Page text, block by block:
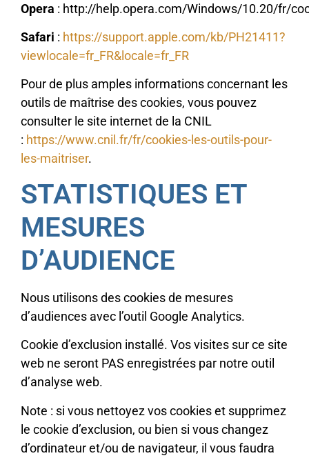
Opera : http://help.opera.com/Windows/10.20/fr/
Safari : https://support.apple.com/kb/PH21411?
viewlocale=fr_FR&locale=fr_FR
Pour de plus amples informations concernant les
outils de maîtrise des cookies, vous pouvez
consulter le site internet de la CNIL
: https://www.cnil.fr/fr/cookies-les-outils-pour-
les-maitriser.
STATISTIQUES ET
MESURES
D’AUDIENCE
Nous utilisons des cookies de mesures
d’audiences avec l’outil Google Analytics.
Cookie d’exclusion installé. Vos visites sur ce site
web ne seront PAS enregistrées par notre outil
d’analyse web.
Note : si vous nettoyez vos cookies et supprimez
le cookie d’exclusion, ou bien si vous changez
d’ordinateur et/ou de navigateur, il vous faudra